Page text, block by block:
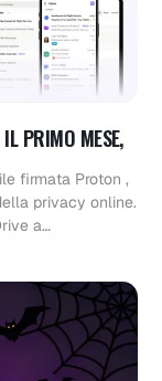
PRIMO MESE,
firmata Proton ,
privacy online.
a…